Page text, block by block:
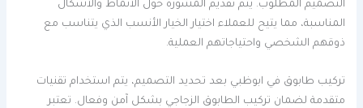
التصميم المطلوب. يتم تقديم المشورة حول الأنماط والأشكال
المناسبة، مما يتيح للعملاء اختيار الخيار الأنسب الذي يتناسب مع
ذوقهم الشخصي واحتياجاتهم العملية.
تركيب طابوق في ابوظبي بعد تحديد التصميم، يتم استخدام تقنيات
متقدمة لضمان تركيب الطابوق الزجاجي بشكل آمن وفعال. تعتبر